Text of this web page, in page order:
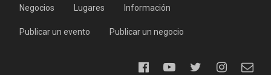
Negocios Lugares Información
Publicar un evento Publicar un negocio